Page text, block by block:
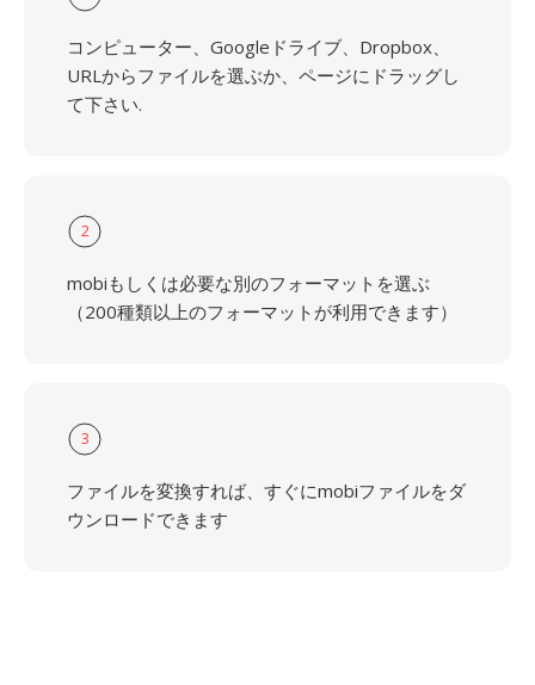
コンピューター、Googleドライブ、Dropbox、
URLからファイルを選ぶか、ページにドラッグし
て下さい.
2
mobiもしくは必要な別のフォーマットを選ぶ
（200種類以上のフォーマットが利用できます）
3
ファイルを変換すれば、すぐにmobiファイルをダ
ウンロードできます